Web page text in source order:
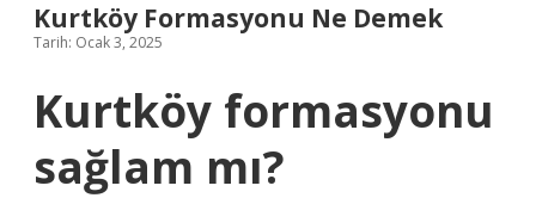
Kurtköy Formasyonu Ne Demek
Tarih: Ocak 3, 2025
Kurtköy formasyonu
sağlam mı?